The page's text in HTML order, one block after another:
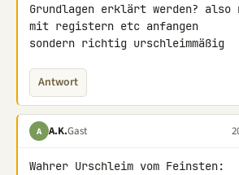
Grundlagen erklärt werden?
mit registern etc anfangen
sondern richtig urschleimmäßig
Antwort
A A.K.Gast